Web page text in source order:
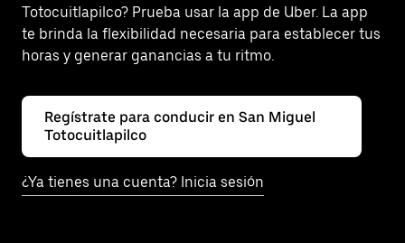
Totocuitlapilco? Prueba usar la app de Uber. La app
te brinda la flexibilidad necesaria para establecer tus
horas y generar ganancias a tu ritmo.
Regístrate para conducir en San Miguel
Totocuitlapilco
¿Ya tienes una cuenta? Inicia sesión